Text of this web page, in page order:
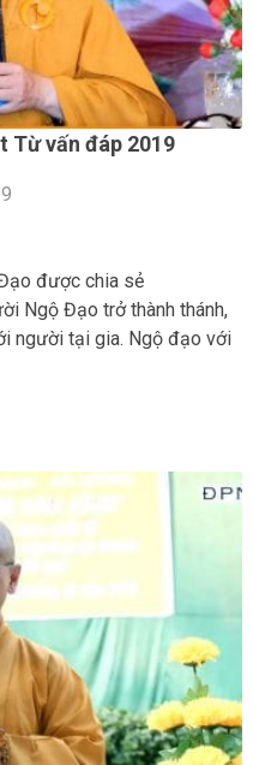
Từ vấn đáp 2019
được chia sẻ
Ngộ Đạo trở thành thánh,
người tại gia. Ngộ đạo với